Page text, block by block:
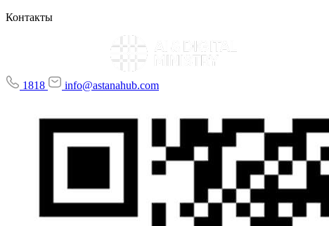
Контакты
1818 info@astanahub.com